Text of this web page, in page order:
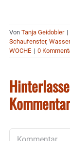
Von Tanja Geidobler |
Schaufenster,
WOCHE | 0
Kommentar